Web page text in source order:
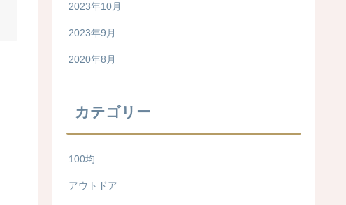
2023年10月
2023年9月
2020年8月
カテゴリー
100均
アウトドア